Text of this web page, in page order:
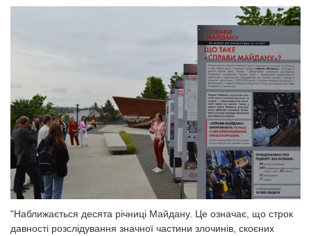
"Наближається десята річниці Майдану. Це означає, що строк
давності розслідування значної частини злочинів, скоєних